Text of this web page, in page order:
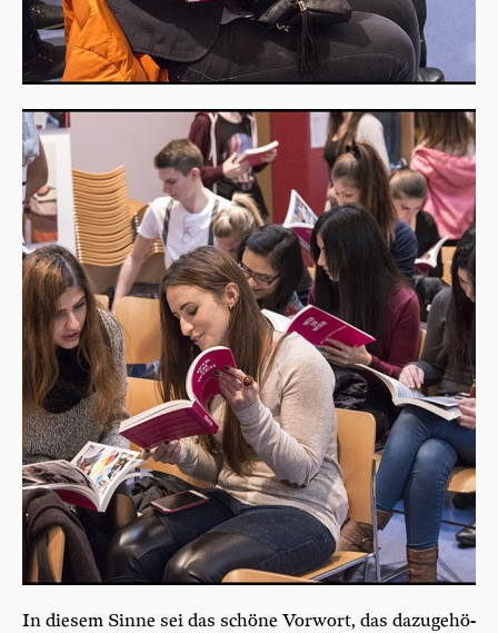
In die­sem Sin­ne sei das schö­ne Vor­wort, das dazu­ge­hö­